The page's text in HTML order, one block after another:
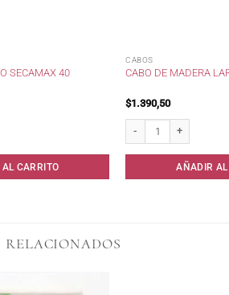
SECAMAX 40
CARRITO
CABOS
CABO DE MADERA
$1.390,50
AÑADIR
RELACIONADOS